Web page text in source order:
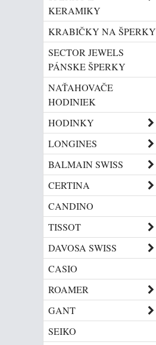
KERAMIKY
KRABIČKY NA ŠPERKY
SECTOR JEWELS
PÁNSKE ŠPERKY
NAŤAHOVAČE
HODINIEK
HODINKY
LONGINES
BALMAIN SWISS
CERTINA
CANDINO
TISSOT
DAVOSA SWISS
CASIO
ROAMER
GANT
SEIKO